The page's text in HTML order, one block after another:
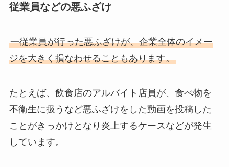
従業員などの悪ふざけ
一従業員が行った悪ふざけが、企業全体のイメー
ジを大きく損なわせることもあります。
たとえば、飲食店のアルバイト店員が、食べ物を
不衛生に扱うなど悪ふざけをした動画を投稿した
ことがきっかけとなり炎上するケースなどが発生
しています。